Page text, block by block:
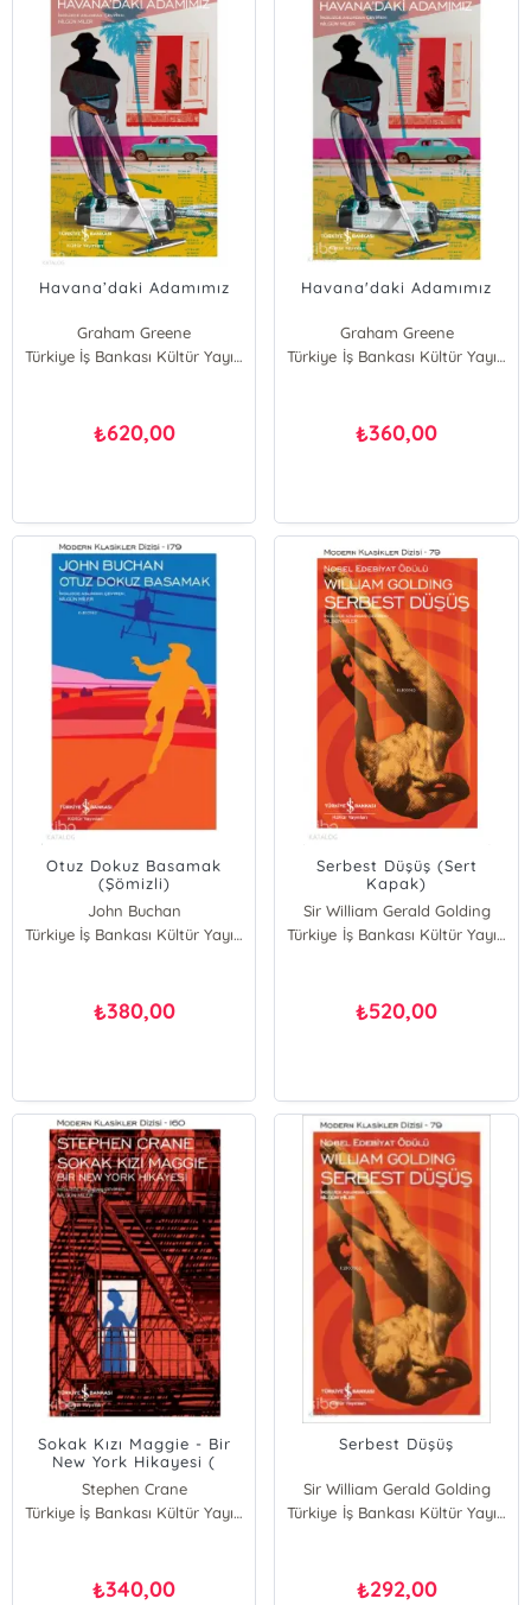
Havana’daki Adamımız
Graham Greene
Türkiye İş Bankası Kültür Yayınları
₺620,00
Havana'daki Adamımız
Graham Greene
Türkiye İş Bankası Kültür Yayınları
₺360,00
Otuz Dokuz Basamak
(Şömizli)
John Buchan
Türkiye İş Bankası Kültür Yayınları
₺380,00
Serbest Düşüş (Sert
Kapak)
Sir William Gerald Golding
Türkiye İş Bankası Kültür Yayınları
₺520,00
Sokak Kızı Maggie - Bir
New York Hikayesi (
Şömizli )
Stephen Crane
Türkiye İş Bankası Kültür Yayınları
₺340,00
Serbest Düşüş
Sir William Gerald Golding
Türkiye İş Bankası Kültür Yayınları
₺292,00